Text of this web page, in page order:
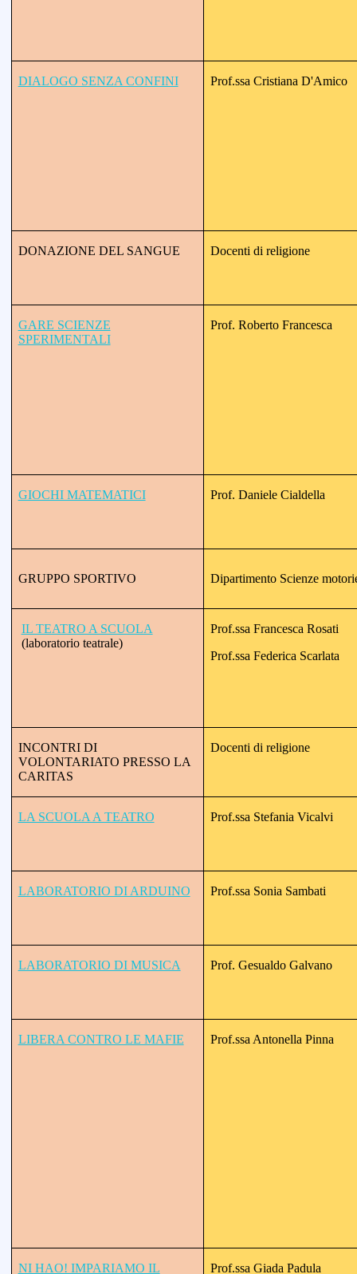
DIALOGO SENZA CONFINI Prof.ssa Cristiana D'Amico
DONAZIONE DEL SANGUE Docenti di religione
GARE SCIENZE
SPERIMENTALI
Prof. Roberto Francesca
GIOCHI MATEMATICI Prof. Daniele Cialdella
GRUPPO SPORTIVO Dipartimento Scienze
IL TEATRO A SCUOLA
(laboratorio teatrale)
Prof.ssa Francesca Rosati
Prof.ssa Federica Scarlata
INCONTRI DI
VOLONTARIATO PRESSO LA
CARITAS
Docenti di religione
LA SCUOLA A TEATRO Prof.ssa Stefania Vicalvi
LABORATORIO DI ARDUINO Prof.ssa Sonia Sambati
LABORATORIO DI MUSICA Prof. Gesualdo Galvano
LIBERA CONTRO LE MAFIE Prof.ssa Antonella Pinna
NI HAO! IMPARIAMO IL Prof.ssa Giada Padula